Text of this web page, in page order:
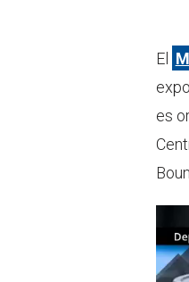
s
p
p
El
es